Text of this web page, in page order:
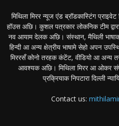
मिथिला मिरर न्यूज एंड ब्रॉडकास्टिंग
हॉउस अछि। कुशल पत्रकार लोकनिक टीम
नव आयाम देलक अछि। संस्थान, मैथिली
हिन्दी आ अन्य क्षेत्रीय भाषामे सेहो अपन
मिररसँ कोनो तरहक कंटेंट, वीडियो आ अन्य
आवश्यक अछि। मिथिला मिरर आ ओकर
प्रक्रियाक निपटारा दिल्ली
Contact us: